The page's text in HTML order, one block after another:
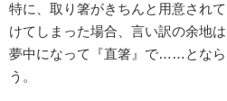
特に、取り箸がきちんと用意され
けてしまった場合、言い訳の余地
夢中になって『直箸』で……となら
う。